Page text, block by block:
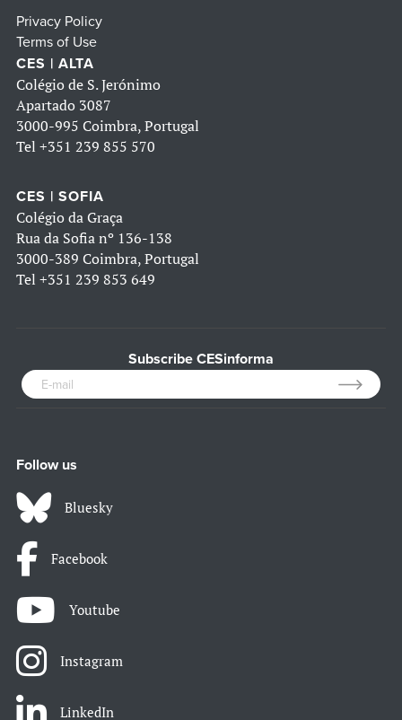
Privacy Policy
Terms of Use
CES | ALTA
Colégio de S. Jerónimo
Apartado 3087
3000-995 Coimbra, Portugal
Tel +351 239 855 570
CES | SOFIA
Colégio da Graça
Rua da Sofia nº 136-138
3000-389 Coimbra, Portugal
Tel +351 239 853 649
Subscribe CESinforma
Follow us
Bluesky
Facebook
Youtube
Instagram
LinkedIn